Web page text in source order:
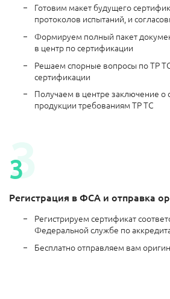
Готовим макет будущего
протоколов испытаний, и
Формируем полный пакет
в центр по сертификации
Решаем спорные вопросы по ТР
сертификации
Получаем в центре заключение о
продукции требованиям ТР ТС
Регистрация в ФСА и отправка
Регистрируем сертификат
Федеральной службе по
Бесплатно отправляем вам